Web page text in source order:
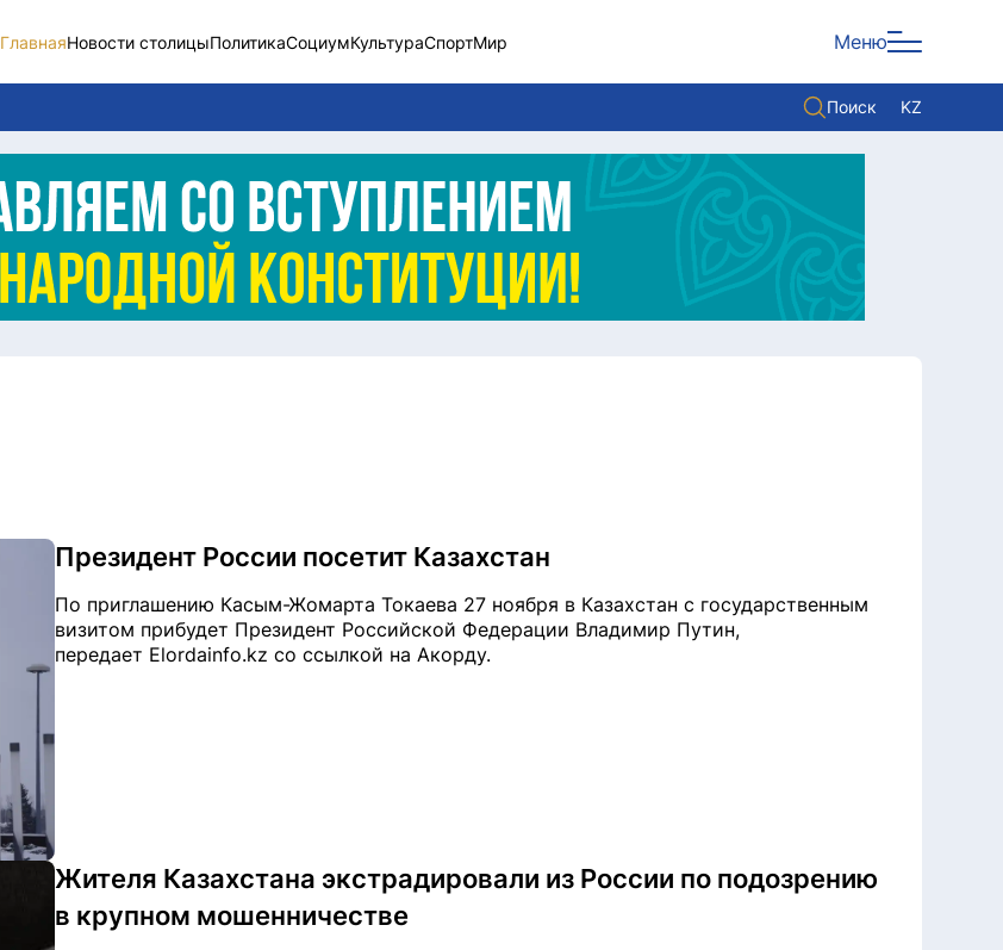
ГлавнаяНовости столицыПолитикаСоциумКультураСпортМир Меню
Поиск KZ
Новости столицы
Политика
Социум
Экономика
Спорт
Культура
Президент России посетит Казахстан
По приглашению Касым-Жомарта Токаева 27 ноября в Казахстан с государственным
визитом прибудет Президент Российской Федерации Владимир Путин,
передает Elordainfo.kz со ссылкой на Акорду.
Жителя Казахстана экстрадировали из России по подозрению
в крупном мошенничестве